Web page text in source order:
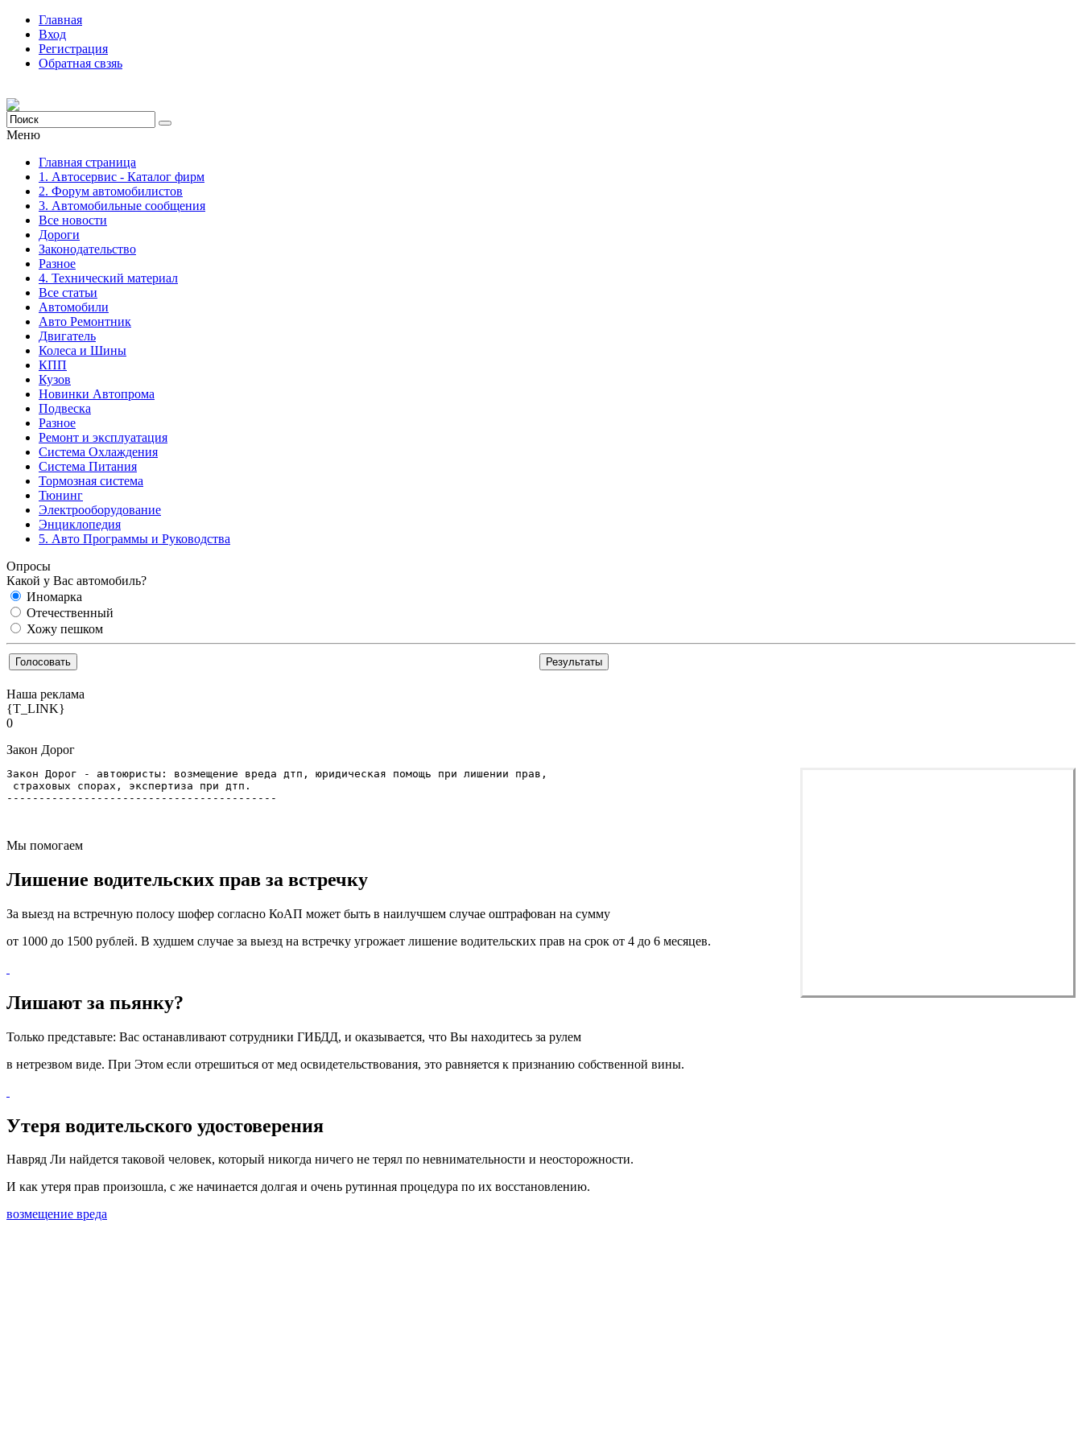
Главная
Вход
Регистрация
Обратная свзяь
Меню
Главная страница
1. Автосервис - Каталог фирм
2. Форум автомобилистов
3. Автомобильные сообщения
Все новости
Дороги
Законодательство
Разное
4. Технический материал
Все статьи
Автомобили
Авто Ремонтник
Двигатель
Колеса и Шины
КПП
Кузов
Новинки Автопрома
Подвеска
Разное
Ремонт и эксплуатация
Система Охлаждения
Система Питания
Тормозная система
Тюнинг
Электрооборудование
Энциклопедия
5. Авто Программы и Руководства
Опросы
Какой у Вас автомобиль?
Иномарка
Отечественный
Хожу пешком
Наша реклама
{T_LINK}
0
Закон Дорог
Закон Дорог - автоюристы: возмещение вреда дтп, юридическая помощь при лишении прав,
страховых спорах, экспертиза при дтп.
------------------------------------------
Мы помогаем
Лишение водительских прав за встречку
За выезд на встречную полосу шофер согласно КоАП может быть в наилучшем случае оштрафован на сумму
от 1000 до 1500 рублей. В худшем случае за выезд на встречку угрожает лишение водительских прав на срок от 4 до 6 месяцев.
Лишают за пьянку?
Только представьте: Вас останавливают сотрудники ГИБДД, и оказывается, что Вы находитесь за рулем
в нетрезвом виде. При Этом если отрешиться от мед освидетельствования, это равняется к признанию собственной вины.
Утеря водительского удостоверения
Навряд Ли найдется таковой человек, который никогда ничего не терял по невнимательности и неосторожности.
И как утеря прав произошла, с же начинается долгая и очень рутинная процедура по их восстановлению.
возмещение вреда